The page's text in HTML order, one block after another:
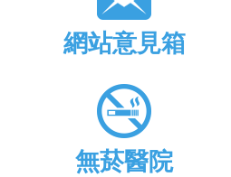
網站意見箱
無菸醫院